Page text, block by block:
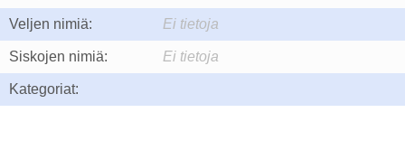
Veljen nimiä: Ei tietoja
Siskojen nimiä: Ei tietoja
Kategoriat: